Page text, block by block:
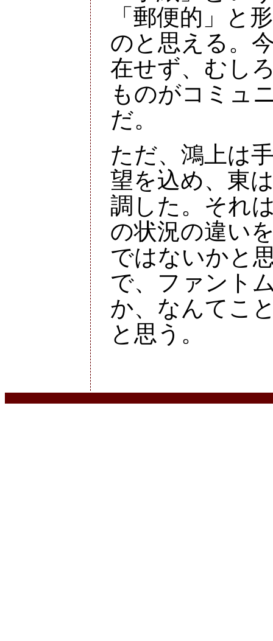
「郵便的」と
のと思える。
在せず、むし
ものがコミュ
だ。
ただ、鴻上は
望を込め、東
調した。それ
の状況の違い
ではないかと
で、ファント
か、なんてこ
と思う。